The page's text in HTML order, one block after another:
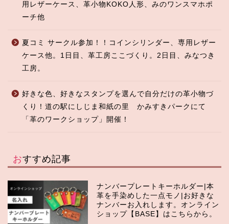
用レザーケース、革小物KOKO人形、みのワンスマホポ
ーチ他
夏コミ サークル参加！！コインシリンダー、専用レザー
ケース他。1日目、革工房ここづくり。2日目、みなつき
工房。
好きな色、好きなスタンプを選んで自分だけの革小物づ
くり！道の駅にしじま和紙の里 かみすきパークにて
「革のワークショップ」開催！
おすすめ記事
ナンバープレートキーホルダー|本
革を手染めした一点モノ|お好きな
ナンバーお入れします。オンライン
ショップ【BASE】はこちらから。